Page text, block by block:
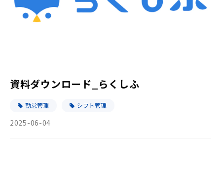
資料ダウンロード_らくしふ
勤怠管理 シフト管理
2025-06-04